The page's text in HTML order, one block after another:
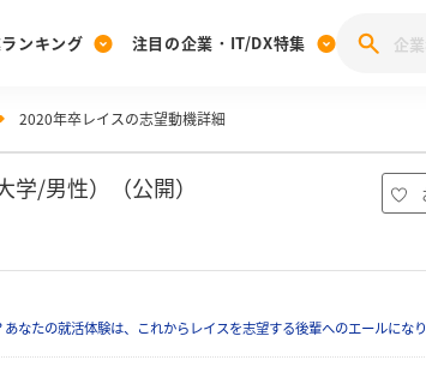
[27卒] 本選考体験記投稿キャンペーン
ンキング
みんなのDX企業就職ブランド調査
注目の企業・IT/DX特集
2020年卒レイスの志望動機詳細
/男性）（公開）
なたの就活体験は、これからレイスを志望する後輩へのエールにな